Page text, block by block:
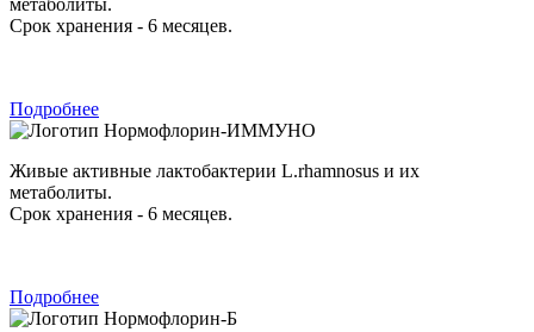
метаболиты.
Срок хранения - 6 месяцев.
Подробнее
Нормофлорин-ИММУНО
Живые активные лактобактерии L.rhamnosus и их
метаболиты.
Срок хранения - 6 месяцев.
Подробнее
Нормофлорин-Б